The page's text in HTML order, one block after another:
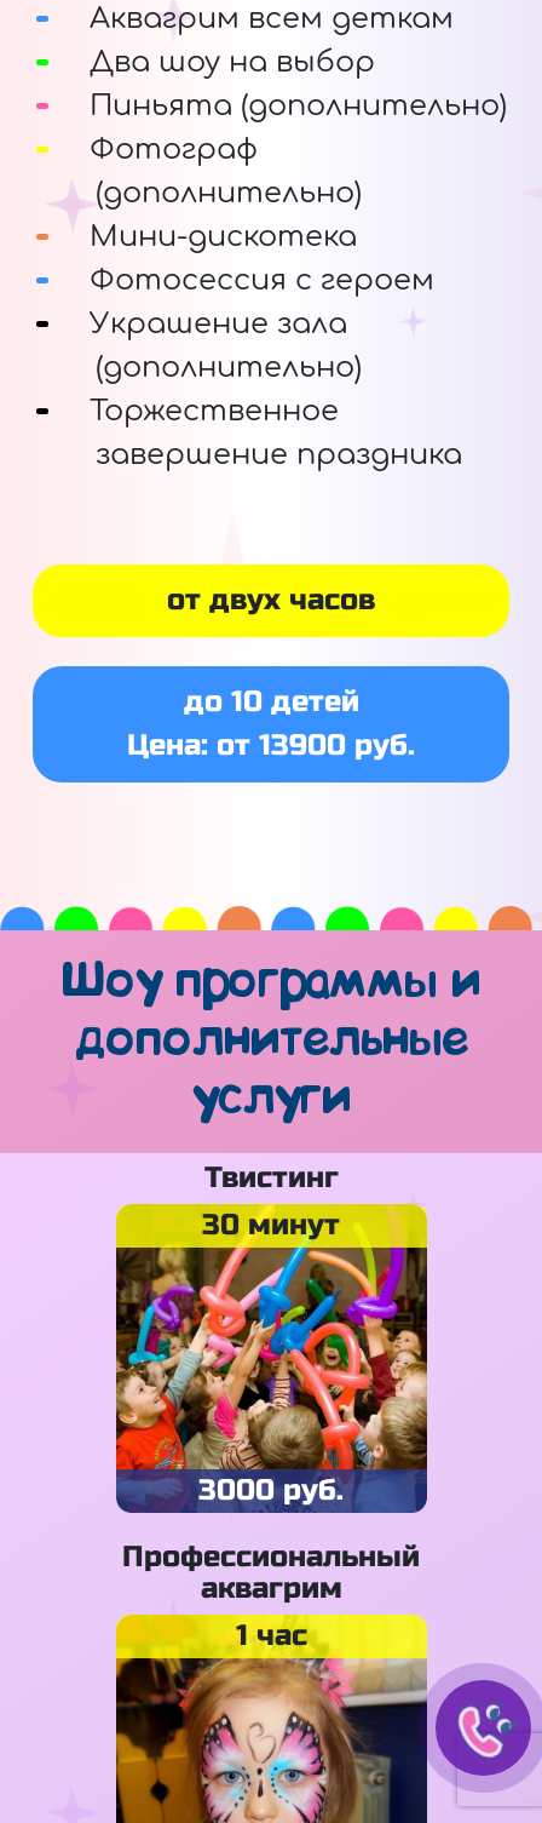
Аквагрим всем деткам
Два шоу на выбор
Пиньята (дополнительно)
Фотограф
(дополнительно)
Мини-дискотека
Фотосессия с героем
Украшение зала
(дополнительно)
Торжественное
завершение праздника
от двух часов
до 10 детей
Цена: от 13900 руб.
Шоу программы и
дополнительные
услуги
Твистинг
30 минут
3000 руб.
Профессиональный
аквагрим
1 час